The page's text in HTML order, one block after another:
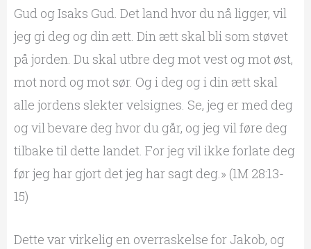
Gud og Isaks Gud. Det land hvor du nå ligger, vil
jeg gi deg og din ætt. Din ætt skal bli som støvet
på jorden. Du skal utbre deg mot vest og mot øst,
mot nord og mot sør. Og i deg og i din ætt skal
alle jordens slekter velsignes. Se, jeg er med deg
og vil bevare deg hvor du går, og jeg vil føre deg
tilbake til dette landet. For jeg vil ikke forlate deg
før jeg har gjort det jeg har sagt deg.» (1M 28:13-
15)
Dette var virkelig en overraskelse for Jakob, og